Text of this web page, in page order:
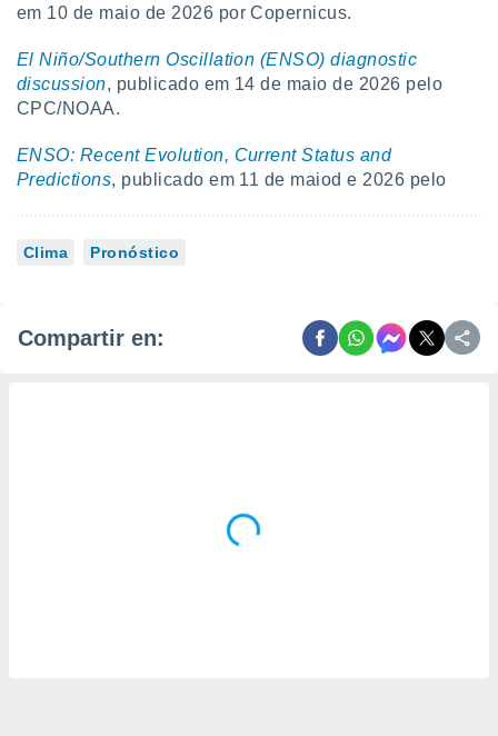
em 10 de maio de 2026 por Copernicus.
El Niño/Southern Oscillation (ENSO) diagnostic
discussion, publicado em 14 de maio de 2026 pelo
CPC/NOAA.
ENSO: Recent Evolution, Current Status and
Predictions, publicado em 11 de maiod e 2026 pelo
Clima Pronóstico
Compartir en: